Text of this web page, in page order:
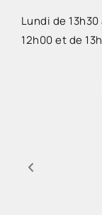
Lundi de
12h00 et de